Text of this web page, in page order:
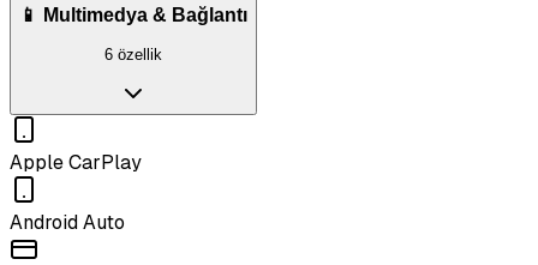
📱 Multimedya & Bağlantı
6 özellik
Apple CarPlay
Android Auto